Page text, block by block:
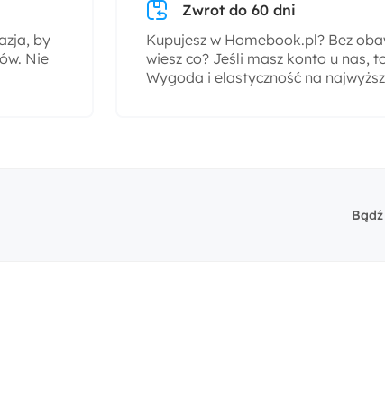
by
Nie
Zwrot do 60 dni
Kupujesz w Homebook.pl? Bez
wiesz co? Jeśli masz konto u nas,
Wygoda i elastyczność na